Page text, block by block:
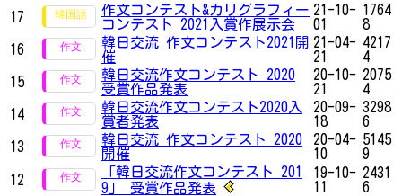
17
作文コンテスト&カリグラフィー
コンテスト 2021入賞作展示会
21-10-
01
1764
8
16
韓日交流 作文コンテスト2021開
催
21-04-
21
4217
4
15
韓日交流作文コンテスト 2020
受賞作品発表
20-10-
21
2075
4
14
韓日交流作文コンテスト2020入
賞者発表
20-09-
18
3298
6
13
韓日交流 作文コンテスト 2020
開催
20-04-
10
5145
9
12
「韓日交流作文コンテスト 201
9」 受賞作品発表
19-10-
11
2431
6